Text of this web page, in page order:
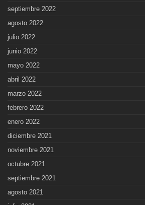
septiembre 2022
agosto 2022
julio 2022
junio 2022
mayo 2022
abril 2022
marzo 2022
febrero 2022
enero 2022
diciembre 2021
noviembre 2021
octubre 2021
septiembre 2021
agosto 2021